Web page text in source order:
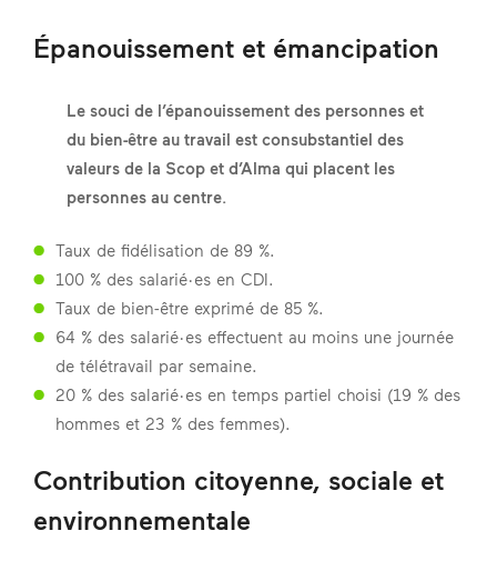
Épanouissement et émancipation
Le souci de l’épanouissement des personnes et
du bien-être au travail est consubstantiel des
valeurs de la Scop et d’Alma qui placent les
personnes au centre.
Taux de fidélisation de 89 %.
100 % des salarié·es en CDI.
Taux de bien-être exprimé de 85 %.
64 % des salarié·es effectuent au moins une journée
de télétravail par semaine.
20 % des salarié·es en temps partiel choisi (19 % des
hommes et 23 % des femmes).
Contribution citoyenne, sociale et
environnementale